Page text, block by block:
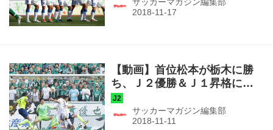
サッカーマガジン編集部
【動画】首位松本が栃木に勝
ち、Ｊ２優勝＆Ｊ１昇格に王
手！ 田中隼磨が値千金の決
勝弾！（J2第41節・栃木０－
１松本）
サッカーマガジン編集部